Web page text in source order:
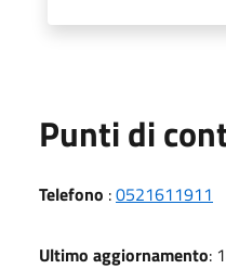
Punti di
Telefono :0521611911
Ultimo aggiornamento: